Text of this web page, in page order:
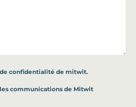
confidentialité de mitwit.
communications de Mitwit